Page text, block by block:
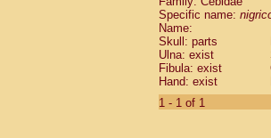
Cebidae
Cebidae
Cebidae
Cebidae
Cebidae
Cebidae
Cebidae
Specific name:
Name:
Skull: parts
Ulna: exist
Fibula: exist
Hand: exist
1 - 1 of 1